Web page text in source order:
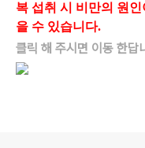
복 섭취 시 비만의 원
을 수 있습니다.
클릭 해 주시면 이동 한답